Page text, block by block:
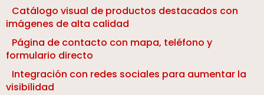
Catálogo visual de productos destacados con
imágenes de alta calidad
Página de contacto con mapa, teléfono y
formulario directo
Integración con redes sociales para aumentar la
visibilidad